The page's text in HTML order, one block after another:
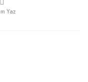
Yaz